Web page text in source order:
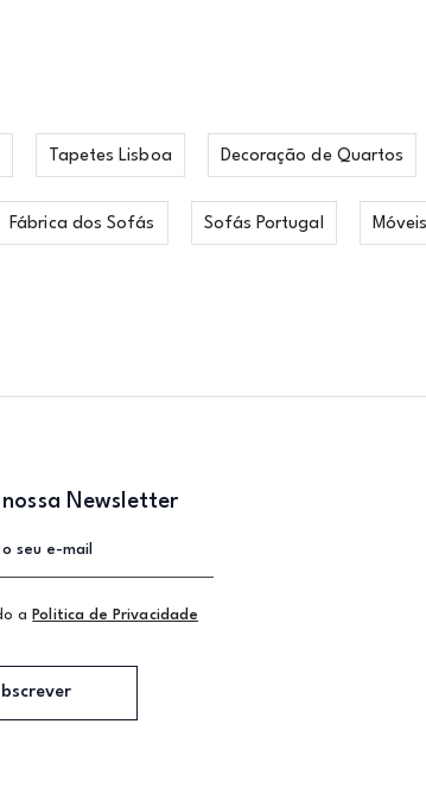
Tapetes Lisboa Decoração de Quartos
Fábrica dos Sofás Sofás Portugal
Newsletter
a Politica de Privacidade